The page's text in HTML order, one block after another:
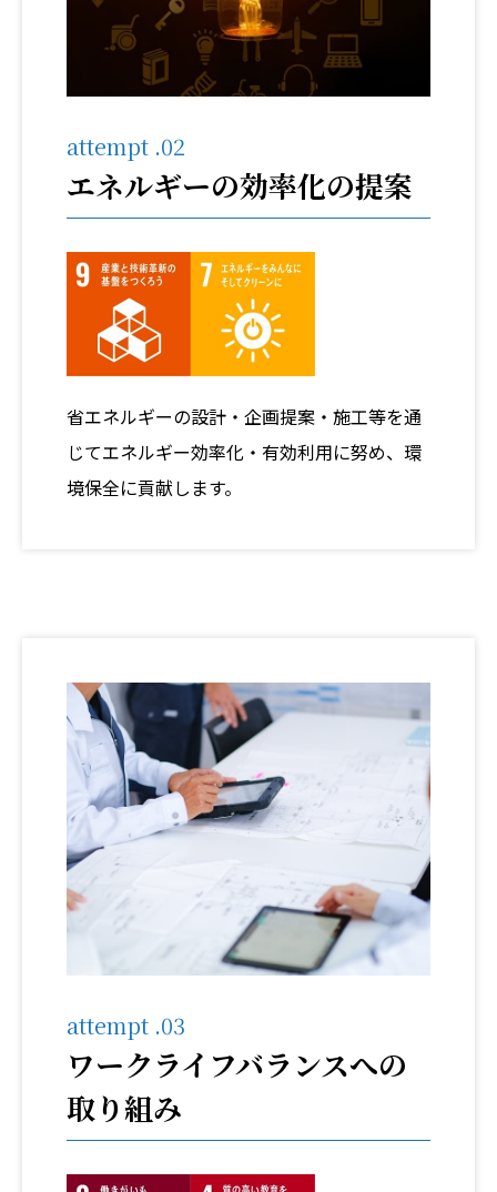
attempt .02
エネルギーの効率化の提案
省エネルギーの設計・企画提案・施工等を通
じてエネルギー効率化・有効利用に努め、環
境保全に貢献します。
attempt .03
ワークライフバランスへの
取り組み